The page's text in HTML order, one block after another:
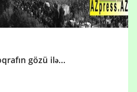
gözü ilə...